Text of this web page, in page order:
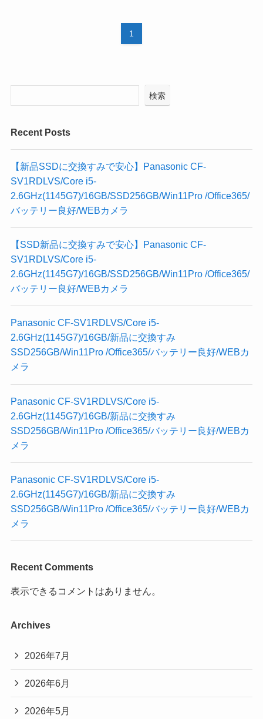
1
検索
Recent Posts
【新品SSDに交換すみで安心】Panasonic CF-
SV1RDLVS/Core i5-
2.6GHz(1145G7)/16GB/SSD256GB/Win11Pro /Office365/
バッテリー良好/WEBカメラ
【SSD新品に交換すみで安心】Panasonic CF-
SV1RDLVS/Core i5-
2.6GHz(1145G7)/16GB/SSD256GB/Win11Pro /Office365/
バッテリー良好/WEBカメラ
Panasonic CF-SV1RDLVS/Core i5-
2.6GHz(1145G7)/16GB/新品に交換すみ
SSD256GB/Win11Pro /Office365/バッテリー良好/WEBカ
メラ
Panasonic CF-SV1RDLVS/Core i5-
2.6GHz(1145G7)/16GB/新品に交換すみ
SSD256GB/Win11Pro /Office365/バッテリー良好/WEBカ
メラ
Panasonic CF-SV1RDLVS/Core i5-
2.6GHz(1145G7)/16GB/新品に交換すみ
SSD256GB/Win11Pro /Office365/バッテリー良好/WEBカ
メラ
Recent Comments
表示できるコメントはありません。
Archives
2026年7月
2026年6月
2026年5月